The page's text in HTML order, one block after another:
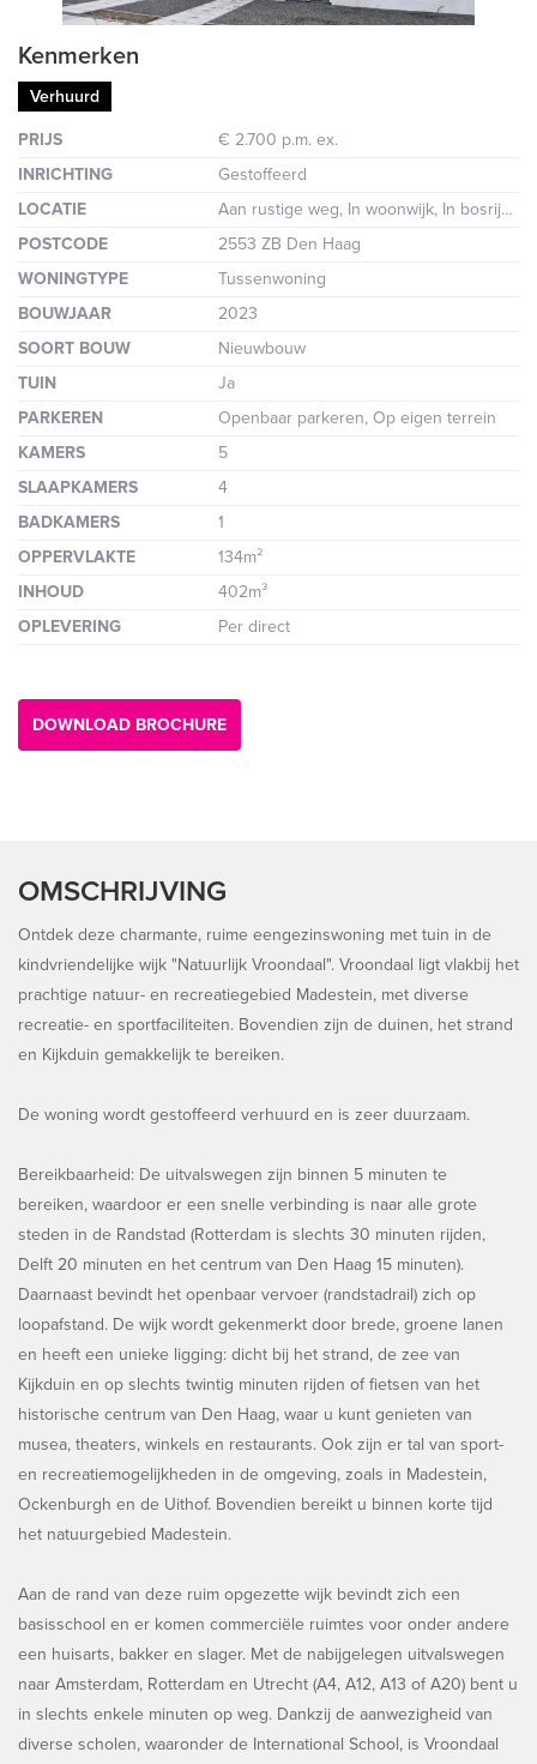
Kenmerken
Verhuurd
PRIJS
€ 2.700 p.m. ex.
INRICHTING
Gestoffeerd
LOCATIE
Aan rustige weg, In woonwijk, In bosrijke omgeving
POSTCODE
2553 ZB Den Haag
WONINGTYPE
Tussenwoning
BOUWJAAR
2023
SOORT BOUW
Nieuwbouw
TUIN
Ja
PARKEREN
Openbaar parkeren, Op eigen terrein
KAMERS
5
SLAAPKAMERS
4
BADKAMERS
1
OPPERVLAKTE
134m²
INHOUD
402m³
OPLEVERING
Per direct
DOWNLOAD BROCHURE
OMSCHRIJVING
Ontdek deze charmante, ruime eengezinswoning met tuin in de
kindvriendelijke wijk "Natuurlijk Vroondaal". Vroondaal ligt vlakbij het
prachtige natuur- en recreatiegebied Madestein, met diverse
recreatie- en sportfaciliteiten. Bovendien zijn de duinen, het strand
en Kijkduin gemakkelijk te bereiken.
De woning wordt gestoffeerd verhuurd en is zeer duurzaam.
Bereikbaarheid: De uitvalswegen zijn binnen 5 minuten te
bereiken, waardoor er een snelle verbinding is naar alle grote
steden in de Randstad (Rotterdam is slechts 30 minuten rijden,
Delft 20 minuten en het centrum van Den Haag 15 minuten).
Daarnaast bevindt het openbaar vervoer (randstadrail) zich op
loopafstand. De wijk wordt gekenmerkt door brede, groene lanen
en heeft een unieke ligging: dicht bij het strand, de zee van
Kijkduin en op slechts twintig minuten rijden of fietsen van het
historische centrum van Den Haag, waar u kunt genieten van
musea, theaters, winkels en restaurants. Ook zijn er tal van sport-
en recreatiemogelijkheden in de omgeving, zoals in Madestein,
Ockenburgh en de Uithof. Bovendien bereikt u binnen korte tijd
het natuurgebied Madestein.
Aan de rand van deze ruim opgezette wijk bevindt zich een
basisschool en er komen commerciële ruimtes voor onder andere
een huisarts, bakker en slager. Met de nabijgelegen uitvalswegen
naar Amsterdam, Rotterdam en Utrecht (A4, A12, A13 of A20) bent u
in slechts enkele minuten op weg. Dankzij de aanwezigheid van
diverse scholen, waaronder de International School, is Vroondaal